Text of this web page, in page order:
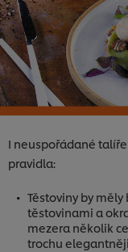
I neuspořádané
pravidla:
Těstoviny by
těstovinami a
mezera několik
trochu